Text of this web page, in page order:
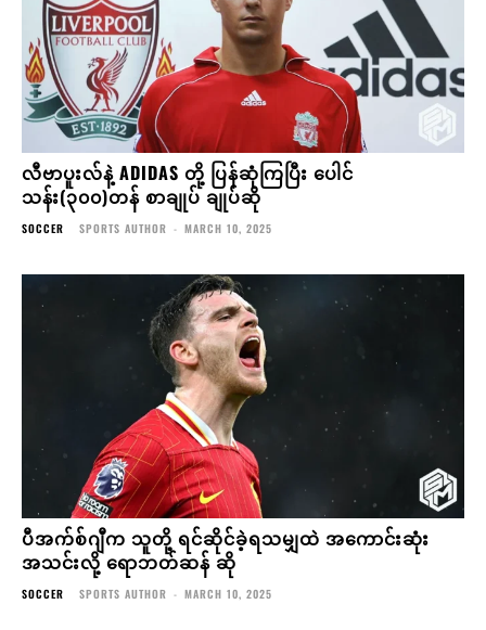
လီဗာပူးလ်နဲ့ ADIDAS တို့ ပြန်ဆုံကြပြီး ပေါင်
သန်း(၃၀၀)တန် စာချုပ် ချုပ်ဆို
SOCCER SPORTS AUTHOR - MARCH 10, 2025
ပီအက်စ်ဂျီက သူတို့ ရင်ဆိုင်ခဲ့ရသမျှထဲ အကောင်းဆုံး
အသင်းလို့ ရောဘတ်ဆန် ဆို
SOCCER SPORTS AUTHOR - MARCH 10, 2025